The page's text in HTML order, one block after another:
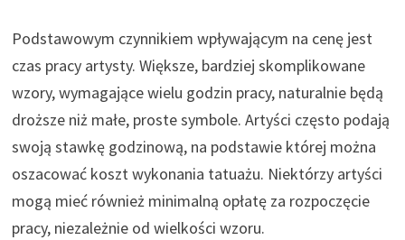
Podstawowym czynnikiem wpływającym na cenę jest
czas pracy artysty. Większe, bardziej skomplikowane
wzory, wymagające wielu godzin pracy, naturalnie będą
droższe niż małe, proste symbole. Artyści często podają
swoją stawkę godzinową, na podstawie której można
oszacować koszt wykonania tatuażu. Niektórzy artyści
mogą mieć również minimalną opłatę za rozpoczęcie
pracy, niezależnie od wielkości wzoru.